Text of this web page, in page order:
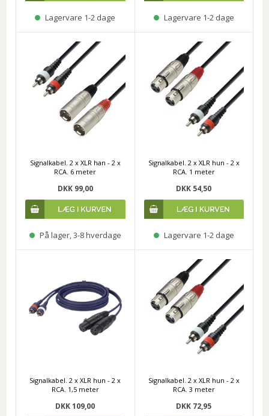
Lagervare 1-2 dage Lagervare 1-2 dage
Signalkabel. 2 x XLR han - 2 x
RCA. 6 meter
DKK 99,00
På lager, 3-8 hverdage
Signalkabel. 2 x XLR hun - 2 x
RCA. 1 meter
DKK 54,50
Lagervare 1-2 dage
Signalkabel. 2 x XLR hun - 2 x
RCA. 1,5 meter
DKK 109,00
Signalkabel. 2 x XLR hun - 2 x
RCA. 3 meter
DKK 72,95